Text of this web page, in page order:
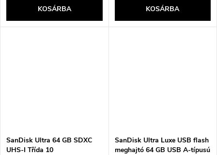
KOSÁRBA KOSÁRBA
SanDisk Ultra 64 GB SDXC
UHS-I Třída 10
SanDisk Ultra Luxe USB flash
meghajtó 64 GB USB A-típusú